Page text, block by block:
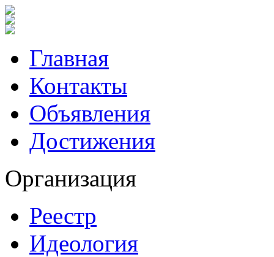
Главная
Контакты
Объявления
Достижения
Организация
Реестр
Идеология